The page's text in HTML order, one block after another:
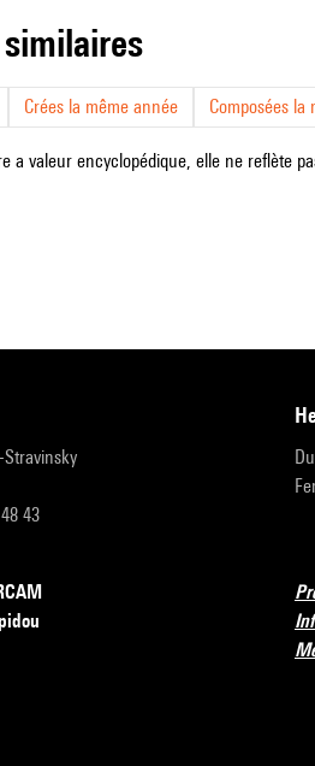
similaires
Crées la même année Composées la
a valeur encyclopédique, elle ne reflète
43